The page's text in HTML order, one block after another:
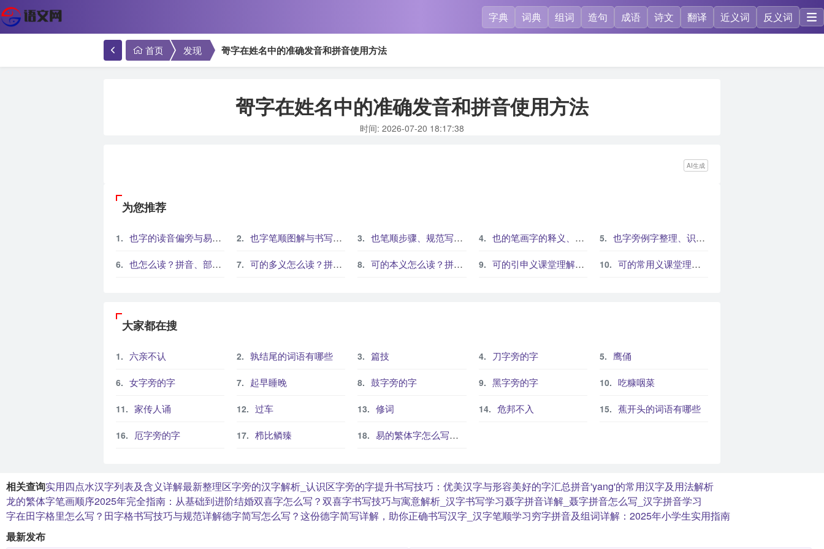
字典 词典 组词 造句 成语 诗文 翻译 近义词 反义词
首页 发现 哿字在姓名中的准确发音和拼音使用方法
哿字在姓名中的准确发音和拼音使用方法
时间: 2026-07-20 18:17:38
AI生成
为您推荐
也字的读音偏旁与易错写法解析 也字笔顺图解与书写规范 也笔顺步骤、规范写法和易错提醒 也的笔画字的释义、组词和书写提示 也字旁例字整理、识字方法与课堂练习
也怎么读？拼音、部首、笔画和常见组词 可的多义怎么读？拼音、部首、笔画和常见组词 可的本义怎么读？拼音、部首、笔画和常见组词 可的引申义课堂理解路径与练习建议 可的常用义课堂理解路径与练习建议
大家都在搜
六亲不认 孰结尾的词语有哪些 篇技 刀字旁的字 鹰俑
女字旁的字 起早睡晚 鼓字旁的字 黑字旁的字 吃糠咽菜
家传人诵 过车 修词 危邦不入 蕉开头的词语有哪些
厄字旁的字 栉比鳞臻 易的繁体字怎么写？这份易字繁体详解，助你正确书写汉字_汉字繁体学习
相关查询实用四点水汉字列表及含义详解最新整理区字旁的汉字解析_认识区字旁的字提升书写技巧：优美汉字与形容美好的字汇总拼音'yang'的常用汉字及用法解析
龙的繁体字笔画顺序2025年完全指南：从基础到进阶结婚双喜字怎么写？双喜字书写技巧与寓意解析_汉字书写学习聂字拼音详解_聂字拼音怎么写_汉字拼音学习
字在田字格里怎么写？田字格书写技巧与规范详解德字简写怎么写？这份德字简写详解，助你正确书写汉字_汉字笔顺学习穷字拼音及组词详解：2025年小学生实用指南
最新发布